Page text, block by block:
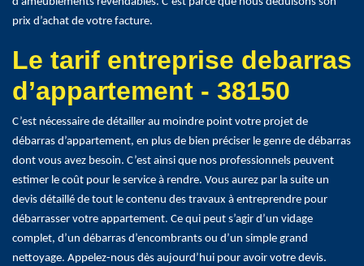
prix d’achat de votre facture.
Le tarif entreprise debarras
d’appartement - 38150
C’est nécessaire de détailler au moindre point votre projet de
débarras d’appartement, en plus de bien préciser le genre de débarras
dont vous avez besoin. C’est ainsi que nos professionnels peuvent
estimer le coût pour le service à rendre. Vous aurez par la suite un
devis détaillé de tout le contenu des travaux à entreprendre pour
débarrasser votre appartement. Ce qui peut s’agir d’un vidage
complet, d’un débarras d’encombrants ou d’un simple grand
nettoyage. Appelez-nous dès aujourd’hui pour avoir votre devis.